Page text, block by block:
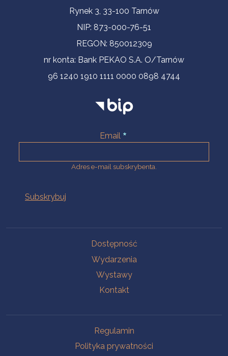
Informacje kontaktoweRynek 3, 33-100 Tarnów
NIP: 873-000-76-51
REGON: 850012309
nr konta: Bank PEKAO S.A. O/Tarnów
96 1240 1910 1111 0000 0898 4744
Email
Adres e-mail subskrybenta.
Dostępność
Wydarzenia
Wystawy
Kontakt
Regulamin
Polityka prywatności